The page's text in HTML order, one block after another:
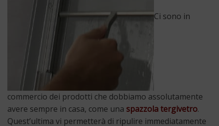
Ci sono in
commercio dei prodotti che dobbiamo assolutamente
avere sempre in casa, come una spazzola tergivetro.
Quest’ultima vi permetterà di ripulire immediatamente